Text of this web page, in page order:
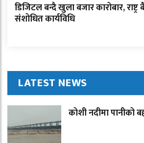
डिजिटल बन्दै खुला बजार कारोबार,
संशोधित कार्यविधि
LATEST NEWS
कोशी नदीमा पानीको